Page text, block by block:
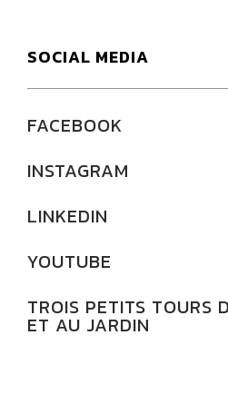
SOCIAL MEDIA
FACEBOOK
INSTAGRAM
LINKEDIN
YOUTUBE
TROIS PETITS TOURS
ET AU JARDIN